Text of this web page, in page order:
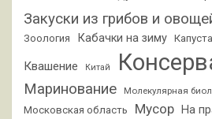
Закуски из грибов и
Зоология Кабачки на зиму
Квашение Китай
Маринование Молекулярная
Московская область Мусор На